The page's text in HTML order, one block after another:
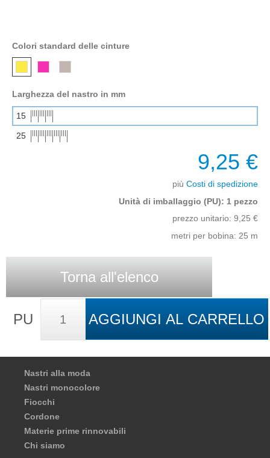
Colori standard delle cinture
Larghezza del nastro in mm
15
25
9,25 €
più Costi di spedizione
Unità di imballaggio (PU): 1 pezzo
prezzo unitario: 9,25 €
metri per bobina: 25 m
Torna all'elenco
PU AGGIUNGI AL CARRELLO
Nastri alla moda
Nastri monocolore
Fiocchi
Cordone
Materie prime rinnovabili
Chi siamo